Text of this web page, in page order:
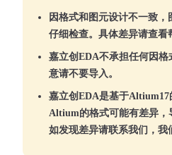
因格式和图元设计不一致
仔细检查。具体差异请查看
嘉立创EDA不承担任何因
意请不要导入。
嘉立创EDA是基于
Altium的格式可能有差异，
如发现差异请联系我们，我